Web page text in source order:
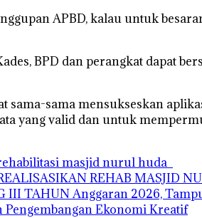
APBD, kalau untuk
BPD dan perangkat dapat
sama-sama mensukseskan
yang valid dan untuk
masjid nurul huda
REHAB MASJID
III TAHUN Anggaran 2026,
Ekonomi Kreatif